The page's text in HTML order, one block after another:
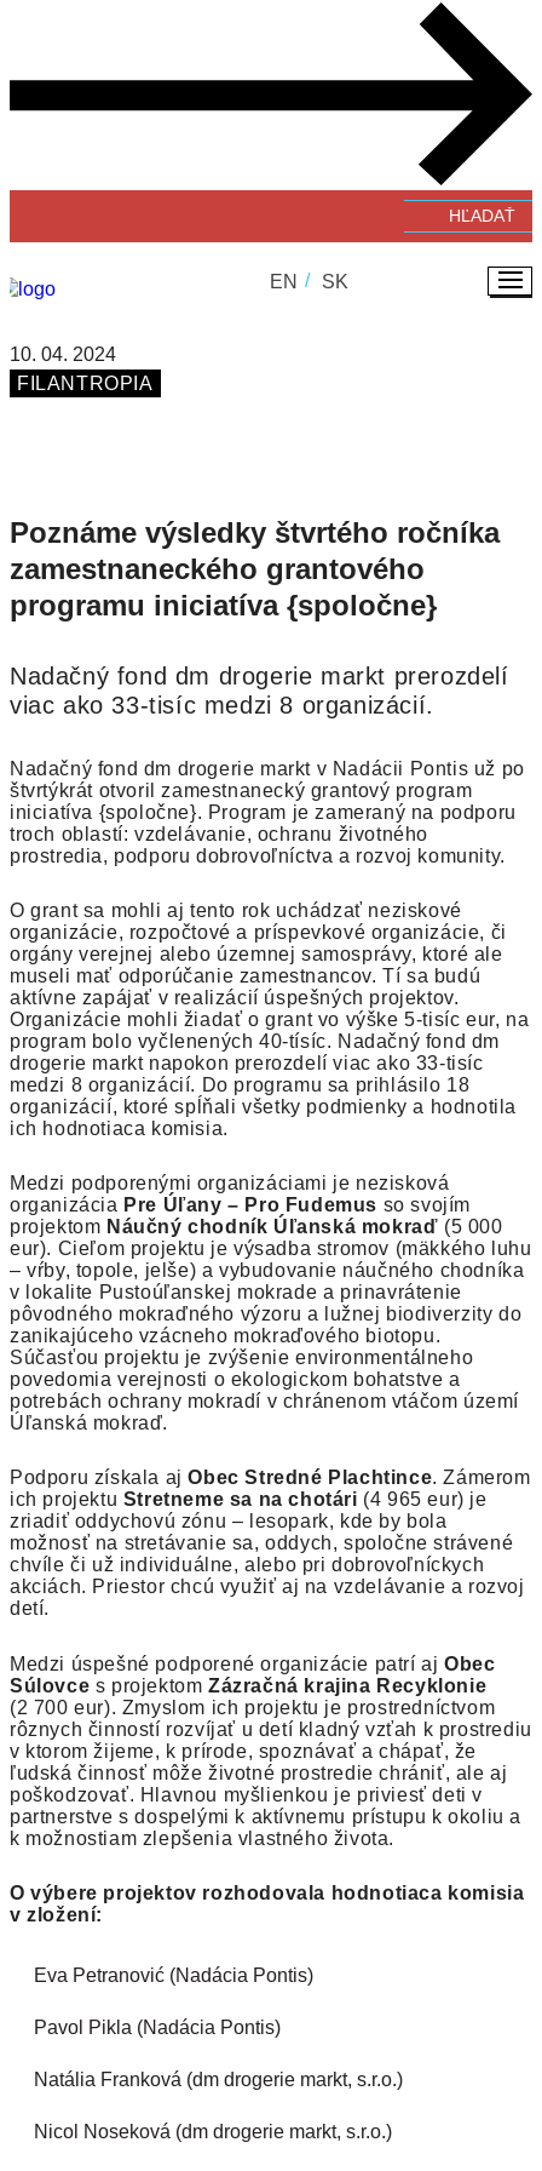
EN SK
Verejné zbierky
Zverejňovanie faktúr a objednávok
#GivingTuesday
10. 04. 2024
FILANTROPIA
Poznáme výsledky štvrtého ročníka
zamestnaneckého grantového
programu iniciatíva {spoločne}
Nadačný fond dm drogerie markt prerozdelí
viac ako 33-tisíc medzi 8 organizácií.
Nadačný fond dm drogerie markt v Nadácii Pontis už po
štvrtýkrát otvoril zamestnanecký grantový program
iniciatíva {spoločne}. Program je zameraný na podporu
troch oblastí: vzdelávanie, ochranu životného
prostredia, podporu dobrovoľníctva a rozvoj komunity.
O grant sa mohli aj tento rok uchádzať neziskové
organizácie, rozpočtové a príspevkové organizácie, či
orgány verejnej alebo územnej samosprávy, ktoré ale
museli mať odporúčanie zamestnancov. Tí sa budú
aktívne zapájať v realizácií úspešných projektov.
Organizácie mohli žiadať o grant vo výške 5-tisíc eur, na
program bolo vyčlenených 40-tísíc. Nadačný fond dm
drogerie markt napokon prerozdelí viac ako 33-tisíc
medzi 8 organizácií. Do programu sa prihlásilo 18
organizácií, ktoré spĺňali všetky podmienky a hodnotila
ich hodnotiaca komisia.
Medzi podporenými organizáciami je nezisková
organizácia Pre Úľany – Pro Fudemus so svojím
projektom Náučný chodník Úľanská mokraď (5 000
eur). Cieľom projektu je výsadba stromov (mäkkého luhu
– vŕby, topole, jelše) a vybudovanie náučného chodníka
v lokalite Pustoúľanskej mokrade a prinavrátenie
pôvodného mokraďného výzoru a lužnej biodiverzity do
zanikajúceho vzácneho mokraďového biotopu.
Súčasťou projektu je zvýšenie environmentálneho
povedomia verejnosti o ekologickom bohatstve a
potrebách ochrany mokradí v chránenom vtáčom území
Úľanská mokraď.
Podporu získala ajObec Stredné Plachtince. Zámerom
ich projektu Stretneme sa na chotári (4 965 eur) je
zriadiť oddychovú zónu – lesopark, kde by bola
možnosť na stretávanie sa, oddych, spoločne strávené
chvíle či už individuálne, alebo pri dobrovoľníckych
akciách. Priestor chcú využiť aj na vzdelávanie a rozvoj
detí.
Medzi úspešné podporené organizácie patrí aj Obec
Súlovce s projektomZázračná krajina Recyklonie
(2 700 eur). Zmyslom ich projektu je prostredníctvom
rôznych činností rozvíjať u detí kladný vzťah k prostrediu
v ktorom žijeme, k prírode, spoznávať a chápať, že
ľudská činnosť môže životné prostredie chrániť, ale aj
poškodzovať. Hlavnou myšlienkou je priviesť deti v
partnerstve s dospelými k aktívnemu prístupu k okoliu a
k možnostiam zlepšenia vlastného života.
O výbere projektov rozhodovala hodnotiaca komisia
v zložení:
Eva Petranović (Nadácia Pontis)
Pavol Pikla (Nadácia Pontis)
Natália Franková (dm drogerie markt, s.r.o.)
Nicol Noseková (dm drogerie markt, s.r.o.)